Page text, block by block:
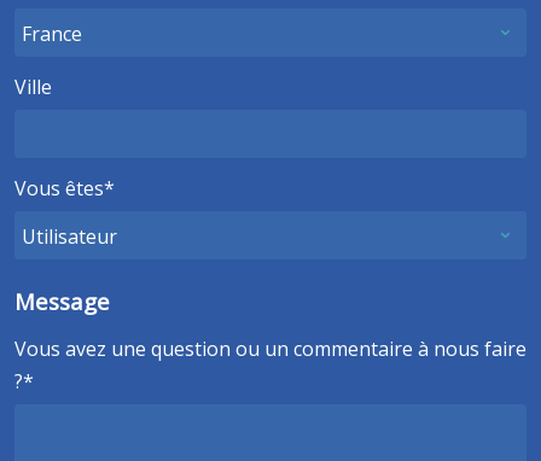
Ville
Vous êtes
Message
Vous avez une question ou un commentaire à nous faire
?